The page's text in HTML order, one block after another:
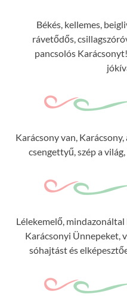
Békés, kellemes,
rávetődős,
pancsolós
Karácsony van,
csengettyű, szép a
Lélekemelő,
Karácsonyi Ünnepeket,
sóhajtást és